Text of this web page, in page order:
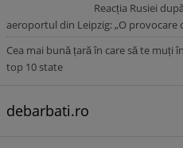
Reacția Rusiei
aeroportul din Leipzig: „O provocare
Cea mai bună țară în care să te muți
top 10 state
debarbati.ro